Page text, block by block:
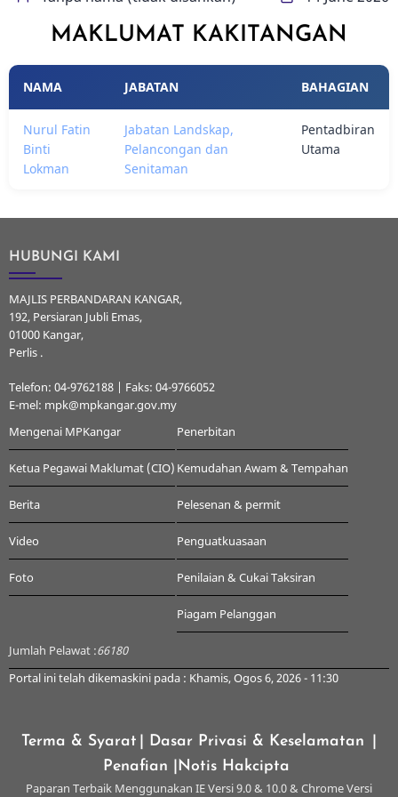
MAKLUMAT KAKITANGAN
NAMA JABATAN BAHAGIAN
Nurul Fatin
Binti
Lokman
Jabatan Landskap,
Pelancongan dan
Senitaman
Pentadbiran
Utama
HUBUNGI KAMI
MAJLIS PERBANDARAN KANGAR,
192, Persiaran Jubli Emas,
01000 Kangar,
Perlis .
Telefon: 04-9762188 | Faks: 04-9766052
E-mel: mpk@mpkangar.gov.my
Mengenai MPKangar
Ketua Pegawai Maklumat (CIO)
Berita
Video
Foto
Penerbitan
Kemudahan Awam & Tempahan
Pelesenan & permit
Penguatkuasaan
Penilaian & Cukai Taksiran
Piagam Pelanggan
Jumlah Pelawat :66180
Portal ini telah dikemaskini pada : Khamis, Ogos 6, 2026 - 11:30
Terma & Syarat | Dasar Privasi & Keselamatan
Penafian
|Notis Hakcipta
Paparan Terbaik Menggunakan IE Versi 9.0 & 10.0 & Chrome Versi